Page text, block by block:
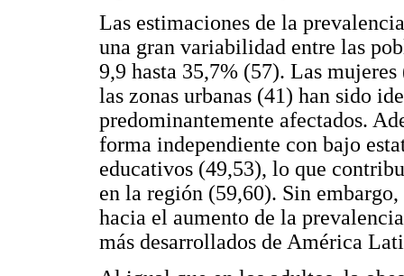
Las estimaciones de la
una gran variabilidad entre las
9,9 hasta 35,7% (57). Las
las zonas urbanas (41) han sido
predominantemente afectados.
forma independiente con bajo
educativos (49,53), lo que
en la región (59,60). Sin
hacia el aumento de la
más desarrollados de América